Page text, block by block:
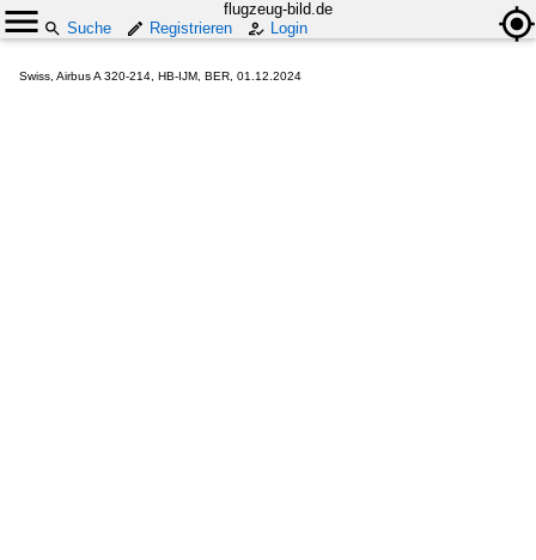
flugzeug-bild.de
Suche
Registrieren Login
Swiss, Airbus A 320-214, HB-IJM, BER, 01.12.2024